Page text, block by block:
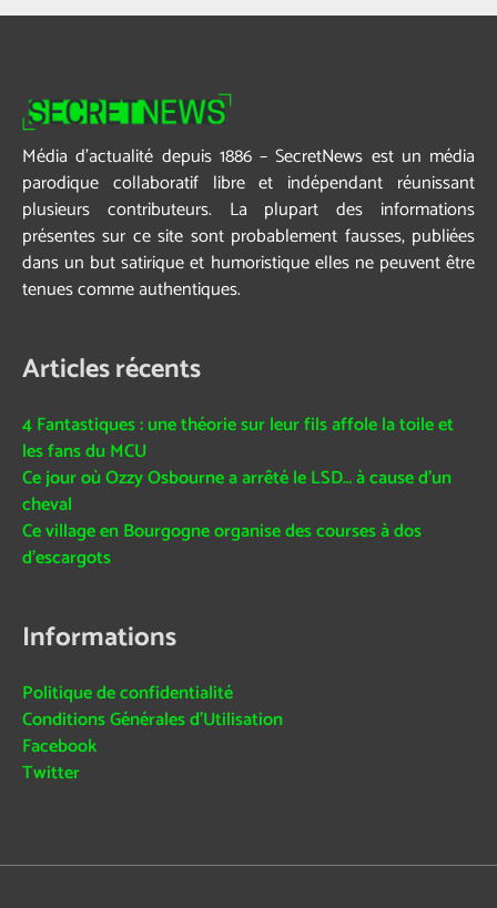
Média d’actualité depuis 1886 – SecretNews est un média
parodique collaboratif libre et indépendant réunissant
plusieurs contributeurs. La plupart des informations
présentes sur ce site sont probablement fausses, publiées
dans un but satirique et humoristique elles ne peuvent être
tenues comme authentiques.
Articles récents
4 Fantastiques : une théorie sur leur fils affole la toile et
les fans du MCU
Ce jour où Ozzy Osbourne a arrêté le LSD… à cause d’un
cheval
Ce village en Bourgogne organise des courses à dos
d’escargots
Informations
Politique de confidentialité
Conditions Générales d’Utilisation
Facebook
Twitter